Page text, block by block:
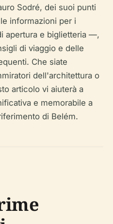
Sodré, dei suoi punti
informazioni per i
apertura e biglietteria —,
di viaggio e delle
Che siate
dell'architettura o
articolo vi aiuterà a
e memorabile a
di Belém.